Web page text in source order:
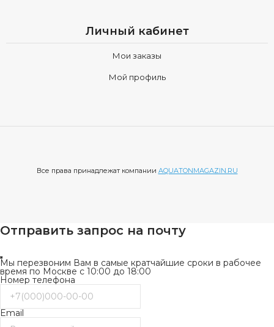
Личный кабинет
Мои заказы
Мой профиль
Все права принадлежат компании AQUATONMAGAZIN.RU
Отправить запрос на почту
Мы перезвоним Вам в самые кратчайшие сроки в рабочее
время по Москве с 10:00 до 18:00
Номер телефона
Email